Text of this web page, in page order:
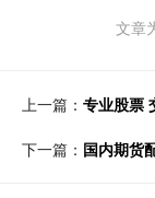
文章
上一篇： 专业股票
下一篇： 国内期货